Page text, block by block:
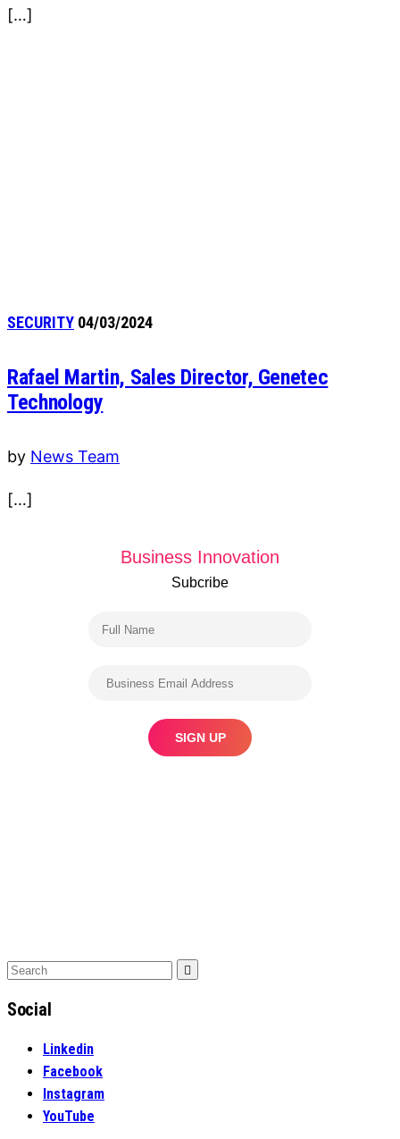
[…]
SECURITY 04/03/2024
Rafael Martin, Sales Director, Genetec
Technology
by News Team
[…]
Business Innovation
Subcribe
Search
Social
Linkedin
Facebook
Instagram
YouTube